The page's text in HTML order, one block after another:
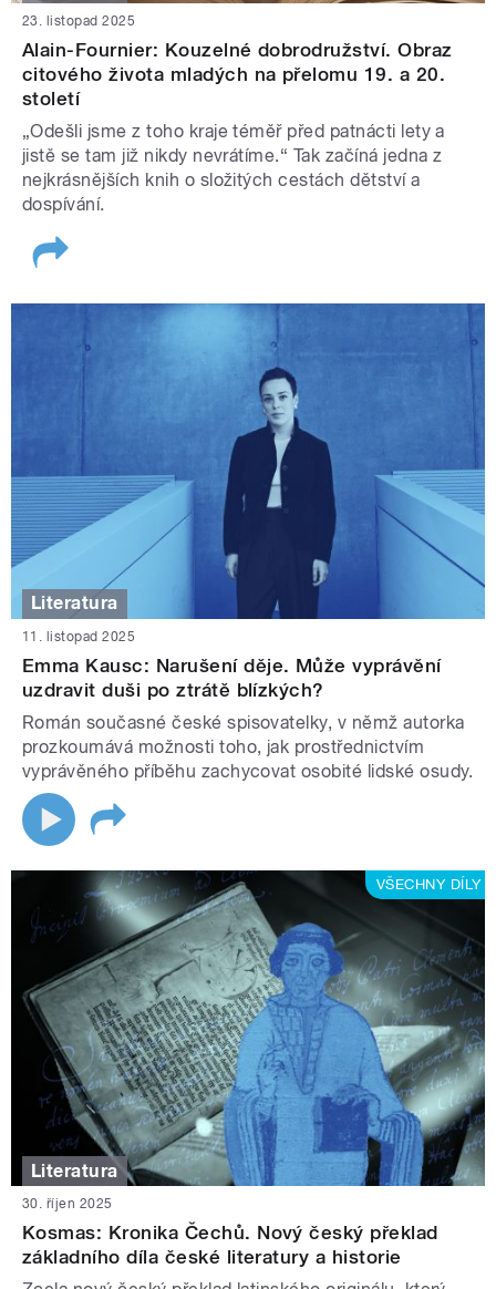
23. listopad 2025
Alain-Fournier: Kouzelné dobrodružství. Obraz
citového života mladých na přelomu 19. a 20.
století
„Odešli jsme z toho kraje téměř před patnácti lety a
jistě se tam již nikdy nevrátíme.“ Tak začíná jedna z
nejkrásnějších knih o složitých cestách dětství a
dospívání.
Literatura
11. listopad 2025
Emma Kausc: Narušení děje. Může vyprávění
uzdravit duši po ztrátě blízkých?
Román současné české spisovatelky, v němž autorka
prozkoumává možnosti toho, jak prostřednictvím
vyprávěného příběhu zachycovat osobité lidské osudy.
Literatura
VŠECHNY DÍLY
30. říjen 2025
Kosmas: Kronika Čechů. Nový český překlad
základního díla české literatury a historie